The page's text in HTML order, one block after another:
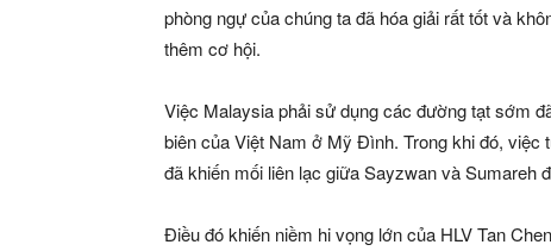
phòng ngự của chúng ta đã hóa giải rất tốt và
thêm cơ hội.
Việc Malaysia phải sử dụng các đường tạt sớm
biên của Việt Nam ở Mỹ Đình. Trong khi đó, việc
đã khiến mối liên lạc giữa Sayzwan và Sumareh
Điều đó khiến niềm hi vọng lớn của HLV Tan